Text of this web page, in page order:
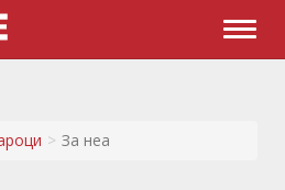
За неа